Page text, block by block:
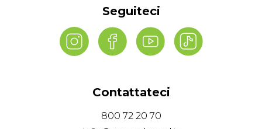
Contattateci
800 72 20 70
Seguiteci